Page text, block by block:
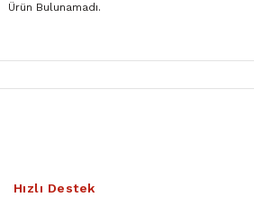
Ürün Bulunamadı.
Hızlı Destek